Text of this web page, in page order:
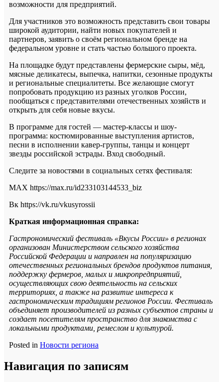
возможности для предприятий.
Для участников это возможность представить свои товары
широкой аудитории, найти новых покупателей и
партнеров, заявить о своём региональном бренде на
федеральном уровне и стать частью большого проекта.
На площадке будут представлены фермерские сыры, мёд,
мясные деликатесы, выпечка, напитки, сезонные продукты
и региональные специалитеты. Все желающие смогут
попробовать продукцию из разных уголков России,
пообщаться с представителями отечественных хозяйств и
открыть для себя новые вкусы.
В программе для гостей — мастер-классы и шоу-
программа: костюмированные выступления артистов,
песни в исполнении кавер-группы, танцы и концерт
звезды российской эстрады. Вход свободный.
Следите за новостями в социальных сетях фестиваля:
МАХ https://max.ru/id233103144533_biz
Вк https://vk.ru/vkusyrossii
Краткая информационная справка:
Гастрономический фестиваль «Вкусы России» в регионах
организован Министерством сельского хозяйства
Российской Федерации и направлен на популяризацию
отечественных региональных брендов продуктов питания,
поддержку фермеров, малых и микропредприятий,
осуществляющих свою деятельность на сельских
территориях, а также на развитие интереса к
гастрономическим традициям регионов России. Фестиваль
объединяет производителей из разных субъектов страны и
создает посетителям пространство для знакомства с
локальными продуктами, ремеслом и культурой.
Posted in Новости региона
Навигация по записям